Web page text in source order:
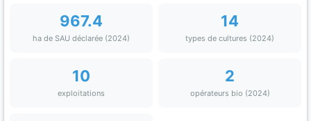
967.4
ha de SAU déclarée (2024)
14
types de cultures (2024)
10
exploitations
2
opérateurs bio (2024)